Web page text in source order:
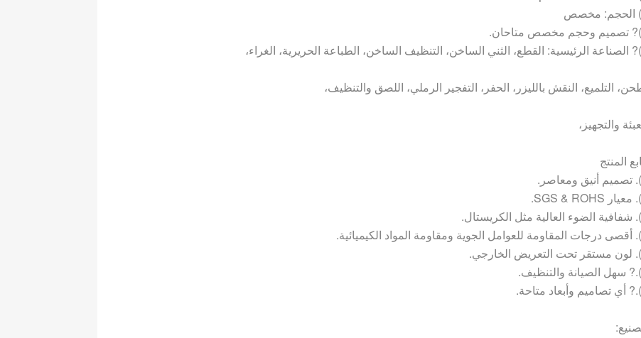
التلميع، النقش بالليزر، الحفر، التفجير الرملي، اللصق والتنظيف،
والتجهيز،
المنتج